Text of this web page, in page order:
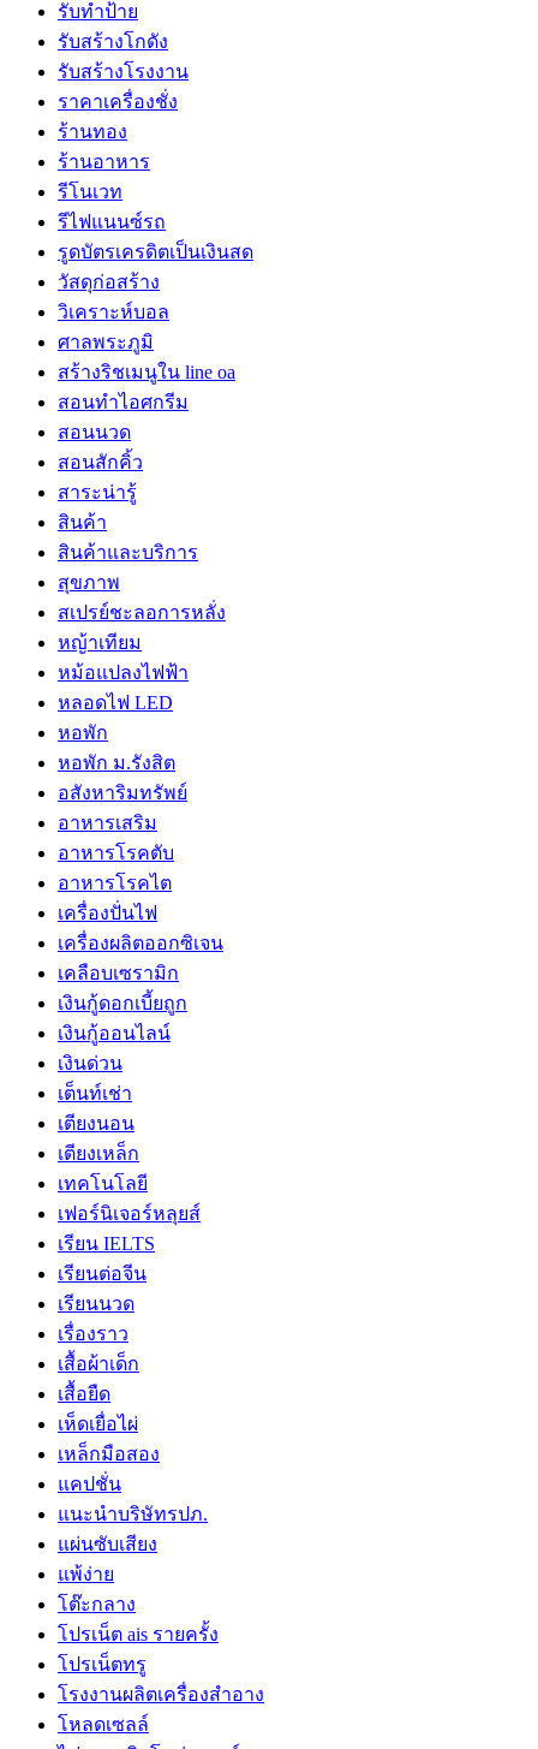
รับทำป้าย
รับสร้างโกดัง
รับสร้างโรงงาน
ราคาเครื่องชั่ง
ร้านทอง
ร้านอาหาร
รีโนเวท
รีไฟแนนซ์รถ
รูดบัตรเครดิตเป็นเงินสด
วัสดุก่อสร้าง
วิเคราะห์บอล
ศาลพระภูมิ
สร้างริชเมนูใน line oa
สอนทำไอศกรีม
สอนนวด
สอนสักคิ้ว
สาระน่ารู้
สินค้า
สินค้าและบริการ
สุขภาพ
สเปรย์ชะลอการหลั่ง
หญ้าเทียม
หม้อแปลงไฟฟ้า
หลอดไฟ LED
หอพัก
หอพัก ม.รังสิต
อสังหาริมทรัพย์
อาหารเสริม
อาหารโรคตับ
อาหารโรคไต
เครื่องปั่นไฟ
เครื่องผลิตออกซิเจน
เคลือบเซรามิก
เงินกู้ดอกเบี้ยถูก
เงินกู้ออนไลน์
เงินด่วน
เต็นท์เช่า
เตียงนอน
เตียงเหล็ก
เทคโนโลยี
เฟอร์นิเจอร์หลุยส์
เรียน IELTS
เรียนต่อจีน
เรียนนวด
เรื่องราว
เสื้อผ้าเด็ก
เสื้อยืด
เห็ดเยื่อไผ่
เหล็กมือสอง
แคปชั่น
แนะนำบริษัทรปภ.
แผ่นซับเสียง
แพ้ง่าย
โต๊ะกลาง
โปรเน็ต ais รายครั้ง
โปรเน็ตทรู
โรงงานผลิตเครื่องสำอาง
โหลดเซลล์